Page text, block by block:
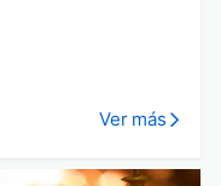
Ver más